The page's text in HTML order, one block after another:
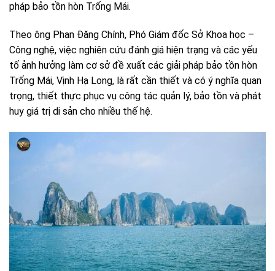
pháp bảo tồn hòn Trống Mái.
Theo ông Phan Đăng Chính, Phó Giám đốc Sở Khoa học –
Công nghệ, việc nghiên cứu đánh giá hiện trạng và các yếu
tố ảnh hưởng làm cơ sở đề xuất các giải pháp bảo tồn hòn
Trống Mái, Vịnh Hạ Long, là rất cần thiết và có ý nghĩa quan
trọng, thiết thực phục vụ công tác quản lý, bảo tồn và phát
huy giá trị di sản cho nhiều thế hệ.